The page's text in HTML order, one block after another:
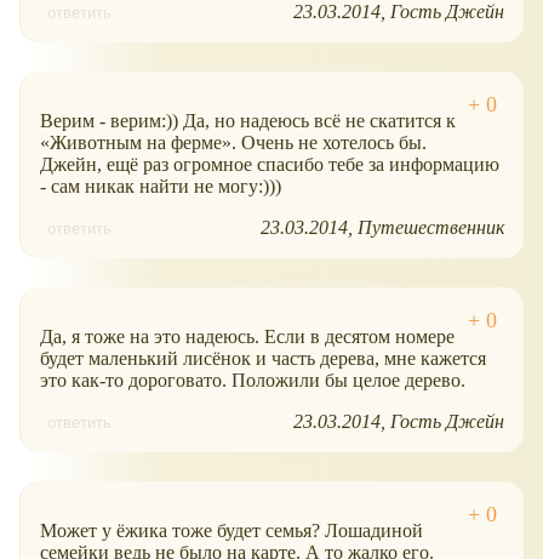
ответить 23.03.2014 Гость Джейн
Верим - верим:)) Да, но надеюсь всё не скатится к
Животным на ферме . Очень не хотелось бы.
Джейн, ещё раз огромное спасибо тебе за информацию
- сам никак найти не могу:)))
ответить 23.03.2014 Путешественник
Да, я тоже на это надеюсь. Если в десятом номере
будет маленький лисёнок и часть дерева, мне кажется
это как-то дороговато. Положили бы целое дерево.
ответить 23.03.2014 Гость Джейн
Может у ёжика тоже будет семья? Лошадиной
семейки ведь не было на карте. А то жалко его.